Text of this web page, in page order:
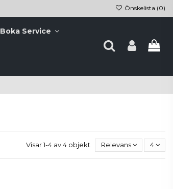
Önskelista (0)
Boka Service
Visar 1-4 av 4 objekt Relevans 4